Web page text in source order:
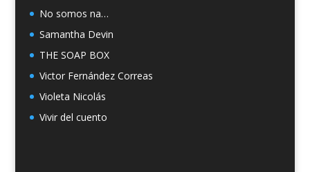
No somos na…
Samantha Devin
THE SOAP BOX
Victor Fernández Correas
Violeta Nicolás
Vivir del cuento